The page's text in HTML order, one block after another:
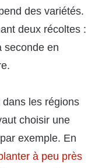
des variétés.
deux récoltes :
seconde en
les régions
choisir une
exemple. En
à peu près